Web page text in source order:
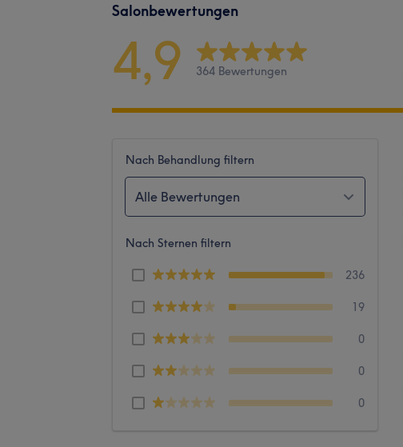
Salonbewertungen
4,9 364 Bewertungen
Nach Behandlung filtern
Alle Bewertungen
Nach Sternen filtern
236
19
0
0
0